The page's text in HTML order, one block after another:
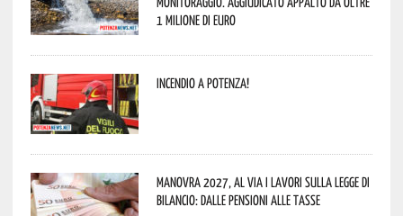
1 milione di euro
Incendio a Potenza!
Manovra 2027, al via i lavori sulla Legge di
Bilancio: dalle pensioni alle tasse